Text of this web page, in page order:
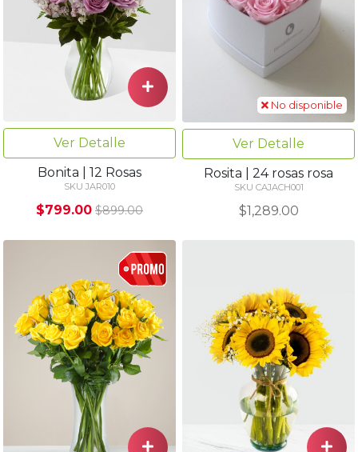
Ver Detalle
Bonita | 12 Rosas
SKU JAR010
$799.00 $899.00
No disponible
Ver Detalle
Rosita | 24 rosas rosa
SKU CAJACH001
$1,289.00